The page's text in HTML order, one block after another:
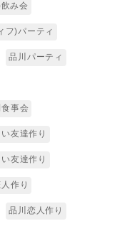
み会
フ)パーティ
品川パーティ
事会
友達作り
友達作り
作り
品川恋人作り